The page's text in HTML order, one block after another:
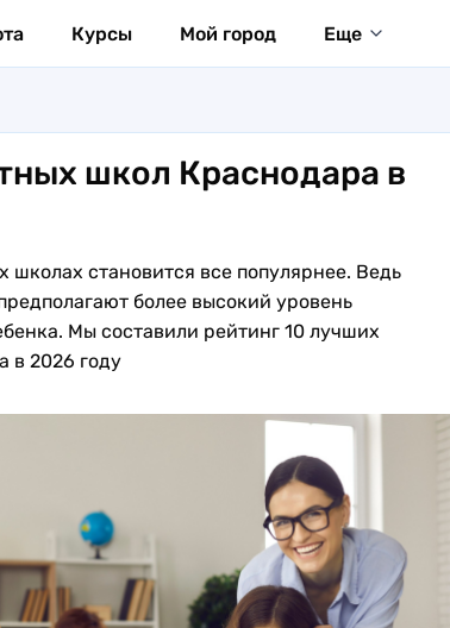
Курсы Мой город Еще
школ Краснодара в
школах становится все популярнее. Ведь
более высокий уровень
Мы составили рейтинг 10 лучших
в 2026 году